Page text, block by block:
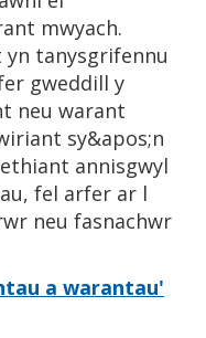
mwyach.
yn tanysgrifennu
gweddill y
neu warant
sy&apos;n
annisgwyl
fel arfer ar l
neu fasnachwr
a warantau'